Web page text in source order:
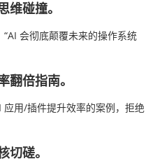
维碰撞。
会彻底颠覆未来的操作系统
翻倍指南。
用/插件提升效率的案例，拒绝
切磋。